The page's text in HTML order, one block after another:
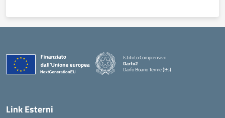
Istituto Comprensivo
Darfo2
Darfo Boario Terme (Bs)
Link Esterni